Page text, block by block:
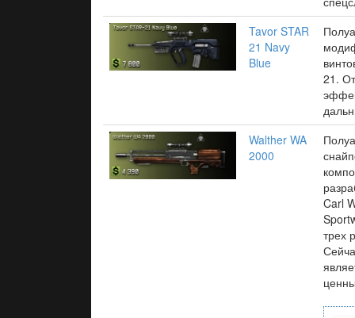
Tavor STAR
21 Navy
Blue
21.
Walther WA
2000
Carl
трех